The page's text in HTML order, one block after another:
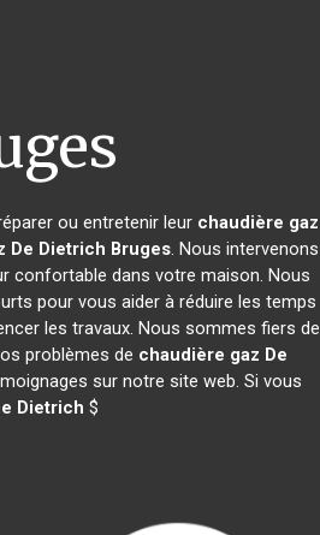
ou entretenir leur chaudière gaz
De Dietrich Bruges. Nous intervenons
confortable dans votre maison. Nous
pour vous aider à réduire les temps
les travaux. Nous sommes fiers de
problèmes de chaudière gaz De
sur notre site web. Si vous
Dietrich $